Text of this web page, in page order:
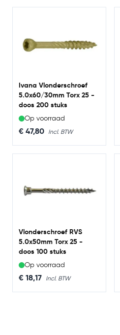
Ivana Vlonderschroef
5.0x60/30mm Torx 25 -
doos 200 stuks
Op voorraad
€ 47,80
Vlonderschroef RVS
5.0x50mm Torx 25 -
doos 100 stuks
Op voorraad
€ 18,17